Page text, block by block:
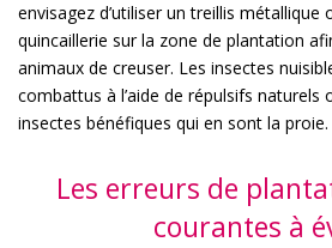
envisagez d’utiliser un treillis métallique
quincaillerie sur la zone de plantation
animaux de creuser. Les insectes
combattus à l’aide de répulsifs naturels
insectes bénéfiques qui en sont la proie.
Les erreurs de
courantes à